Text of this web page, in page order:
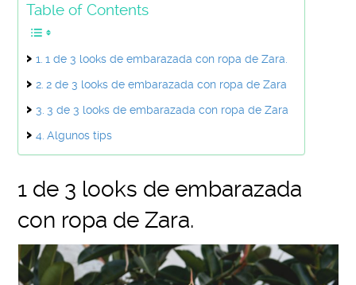
Table of Contents
1 de 3 looks de embarazada con ropa de Zara.
2 de 3 looks de embarazada con ropa de Zara
3 de 3 looks de embarazada con ropa de Zara
Algunos tips
1 de 3 looks de embarazada
con ropa de Zara.